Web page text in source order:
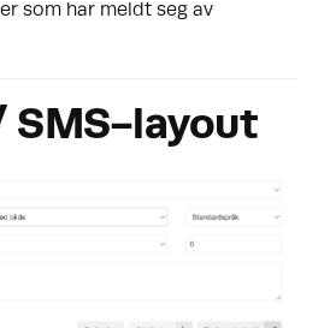
som har meldt seg av
SMS-layout